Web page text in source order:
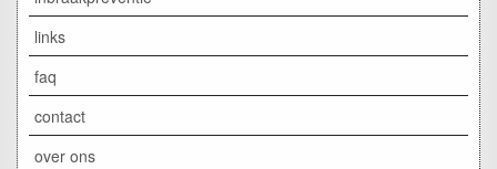
links
faq
contact
over ons